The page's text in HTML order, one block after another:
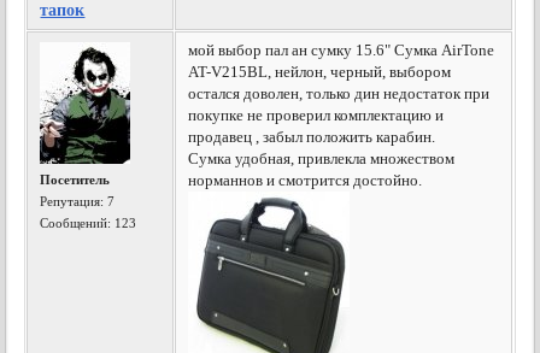
тапок
Посетитель
Репутация:7
Сообщений: 123
мой выбор пал ан сумку 15.6" Сумка AirTone
AT-V215BL, нейлон, черный, выбором
остался доволен, только дин недостаток при
покупке не проверил комплектацию и
продавец , забыл положить карабин.
Сумка удобная, привлекла множеством
норманнов и смотрится достойно.